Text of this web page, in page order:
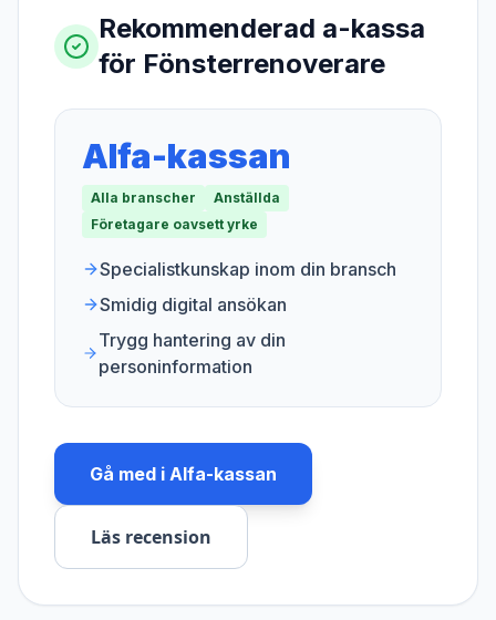
Rekommenderad a-kassa
för Fönsterrenoverare
Alfa-kassan
Alla branscher
Anställda
Företagare oavsett yrke
Specialistkunskap inom din bransch
Smidig digital ansökan
Trygg hantering av din
personinformation
Gå med i Alfa-kassan
Läs recension